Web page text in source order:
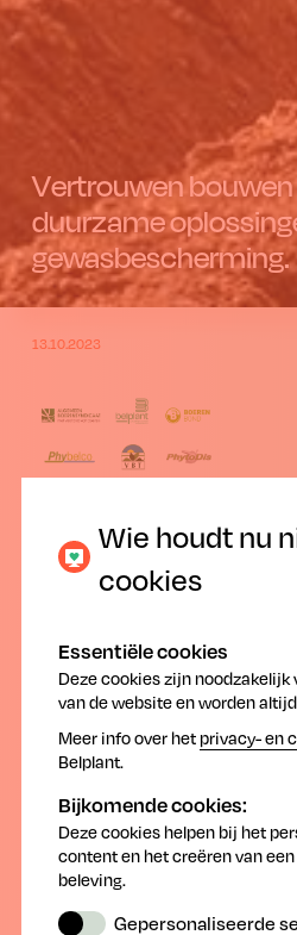
Vertrouwen bouwen
duurzame
gewasbescherming.
13.10.2023
FAVV, Belplant en
sectororganisaties
voorkomen
Op vrijdag 13 oktober werd
Phybelco, Phytosystem,
VBT en FWA een
overeenstemming
Memorandum van
opvolging van incidenten
Wie houdt nu
cookies
Essentiële cookies
Deze cookies zijn noodzakelijk
van de website en worden
Meer info over het privacy- en
Belplant.
Bijkomende cookies:
Deze cookies helpen bij het
content en het creëren van
beleving.
Gepersonaliseerde